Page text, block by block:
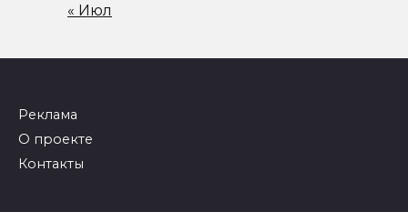
« Июл
Реклама
О проекте
Контакты